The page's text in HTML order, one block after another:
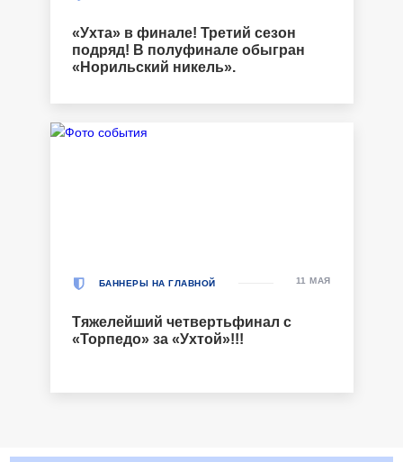
«Ухта» в финале! Третий сезон
подряд! В полуфинале обыгран
«Норильский никель».
БАННЕРЫ НА ГЛАВНОЙ
Тяжелейший четвертьфинал с
«Торпедо» за «Ухтой»!!!
11 МАЯ